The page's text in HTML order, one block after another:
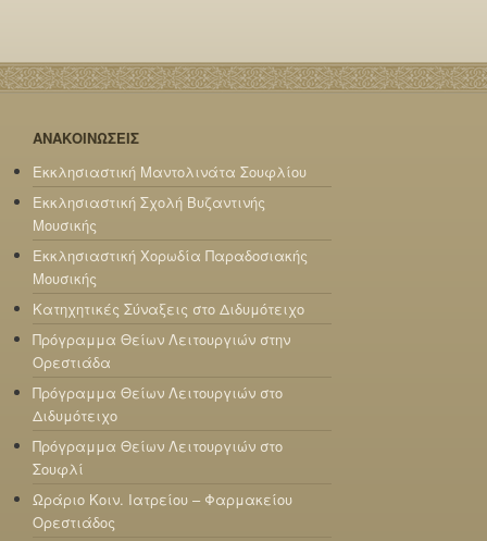
ΑΝΑΚΟΙΝΩΣΕΙΣ
Εκκλησιαστική Μαντολινάτα Σουφλίου
Εκκλησιαστική Σχολή Βυζαντινής
Μουσικής
Εκκλησιαστική Χορωδία Παραδοσιακής
Μουσικής
Κατηχητικές Σύναξεις στο Διδυμότειχο
Πρόγραμμα Θείων Λειτουργιών στην
Ορεστιάδα
Πρόγραμμα Θείων Λειτουργιών στο
Διδυμότειχο
Πρόγραμμα Θείων Λειτουργιών στο
Σουφλί
Ωράριο Κοιν. Ιατρείου – Φαρμακείου
Ορεστιάδος